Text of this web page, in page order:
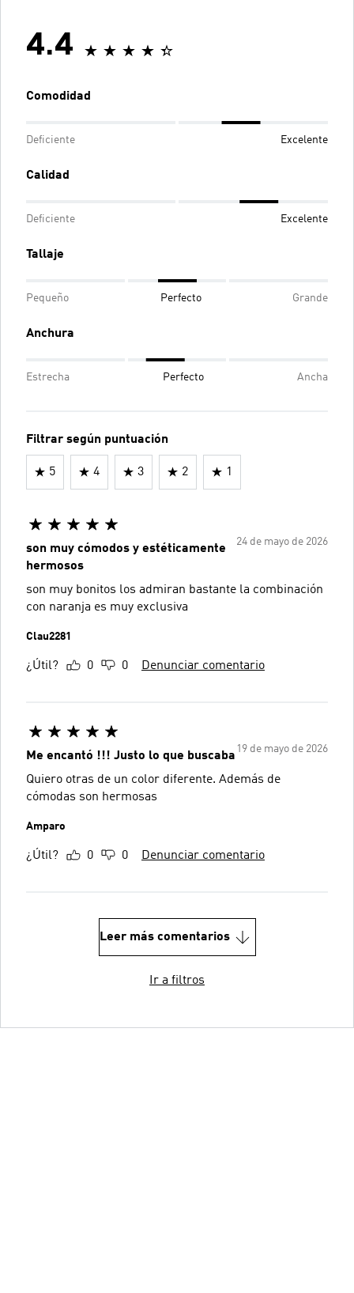
4.4
Comodidad
Deficiente Excelente
Calidad
Deficiente Excelente
Tallaje
Pequeño Perfecto Grande
Anchura
Estrecha Perfecto Ancha
Filtrar según puntuación
5 4 3 2 1
24 de mayo de 2026
son muy cómodos y estéticamente
hermosos
son muy bonitos los admiran bastante la combinación
con naranja es muy exclusiva
Clau2281
¿Útil? 0 0 Denunciar comentario
19 de mayo de 2026
Me encantó !!! Justo lo que buscaba
Quiero otras de un color diferente. Además de
cómodas son hermosas
Amparo
¿Útil? 0 0 Denunciar comentario
Leer más comentarios
Ir a filtros